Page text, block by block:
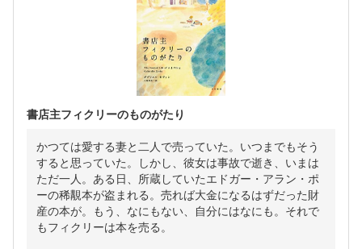
書店主フィクリーのものがたり
かつては愛する妻と二人で売っていた。いつまでもそう
すると思っていた。しかし、彼女は事故で逝き、いまは
ただ一人。ある日、所蔵していたエドガー・アラン・ポ
ーの稀覯本が盗まれる。売れば大金になるはずだった財
産の本が。もう、なにもない、自分にはなにも。それで
もフィクリーは本を売る。